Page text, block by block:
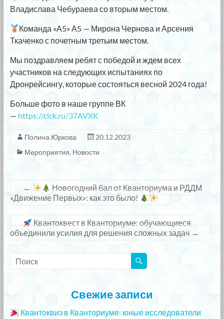
Владислава Чебураева со вторым местом.
Команда «А5» А5 — Мирона Чернова и Арсения
Ткаченко с почетным третьим местом.
Мы поздравляем ребят с победой и ждем всех
участников на следующих испытаниях по
Дронрейсингу, которые состояться весной 2024 года!
Больше фото в наше группе ВК
— https://clck.ru/37AVXK
Полина Юркова
20.12.2023
Мероприятия, Новости
←
Новогодний бал от Кванториума и РДДМ
«Движение Первых»: как это было!
Квантоквест в Кванториуме: обучающиеся
объединили усилия для решения сложных задач →
Свежие записи
Квантоквиз в Кванториуме: юные исследователи